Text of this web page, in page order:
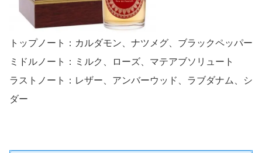
トップノート：カルダモン、ナツメグ、ブラックペッパー
ミドルノート：ミルク、ローズ、 マテアブソリュート
ラストノート：レザー、アンバーウッド、ラブダナム、シ
ダー